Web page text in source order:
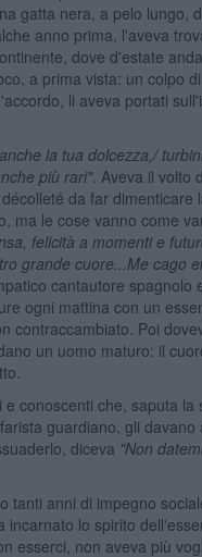
gatta nera, a pelo lungo,
anno prima, l'aveva
dove d'estate
a prima vista: un colpo
li aveva portati
la tua dolcezza,/
più rari". Aveva il volto
da far dimenticare
ma le cose vanno come
felicità a momenti e
grande cuore...Me cago
cantautore spagnolo
ogni mattina con un
contraccambiato. Poi
un uomo maturo: il
e conoscenti che, saputa la
guardiano, gli davano
diceva "Non
tanti anni di impegno
incarnato lo spirito
esserci, non aveva più